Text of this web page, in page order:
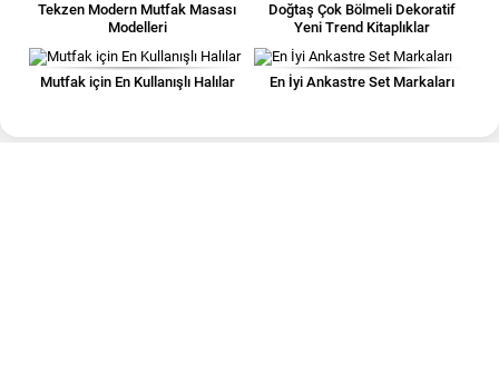
Tekzen Modern Mutfak Masası
Modelleri
Doğtaş Çok Bölmeli Dekoratif
Yeni Trend Kitaplıklar
Mutfak için En Kullanışlı Halılar En İyi Ankastre Set Markaları